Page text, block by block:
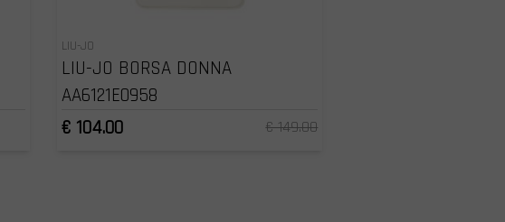
LIU-JO
LIU-JO BORSA DONNA
AA6121E0958
€ 104.00
€ 149.00